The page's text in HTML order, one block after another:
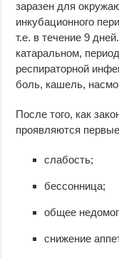
заразен для
инкубационного
т.е. в течение 9
катаральном,
респираторной
боль, кашель,
После того, как
проявляются
слабость;
бессонница;
общее
снижение